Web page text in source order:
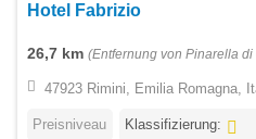
Hotel Fabrizio
26,7 km (Entfernung von Pinarella di
47923 Rimini, Emilia Romagna,
Preisniveau Klassifizierung: